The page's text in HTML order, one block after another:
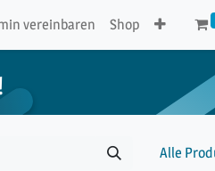
vereinbaren Shop
Alle